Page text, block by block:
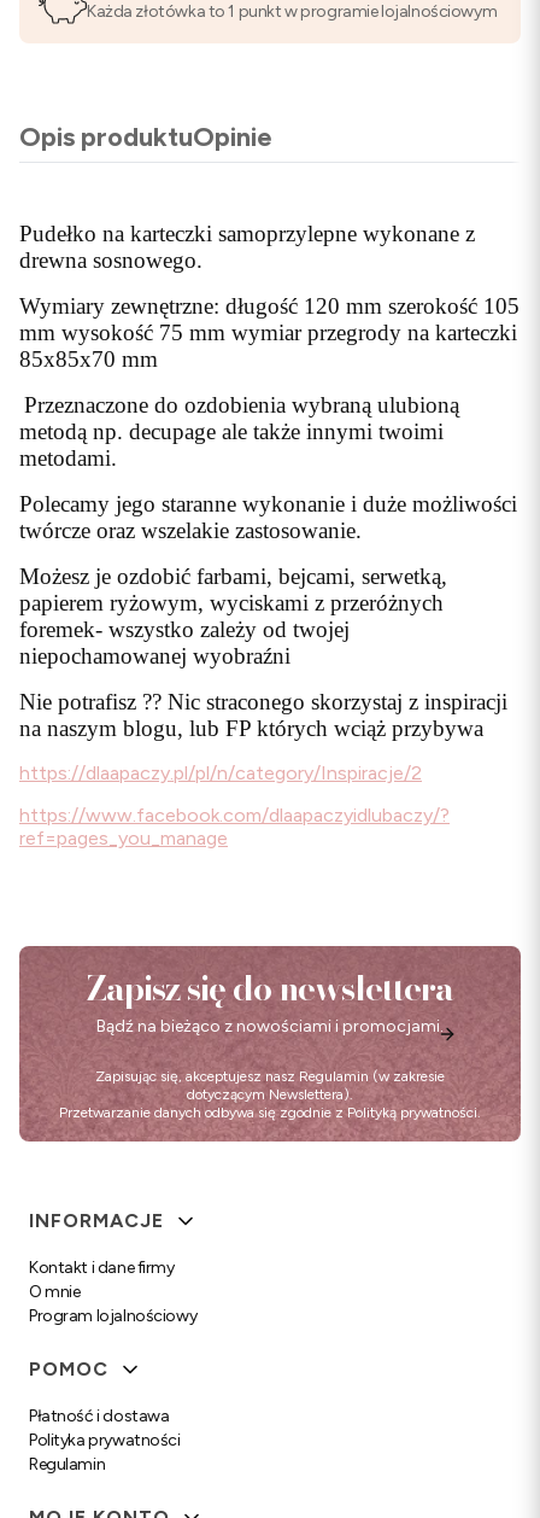
Każda złotówka to 1 punkt w programie lojalnościowym
Opis produktuOpinie
Pudełko na karteczki samoprzylepne wykonane z
drewna sosnowego.
Wymiary zewnętrzne: długość 120 mm szerokość 105
mm wysokość 75 mm wymiar przegrody na karteczki
85x85x70 mm
Przeznaczone do ozdobienia wybraną ulubioną
metodą np. decupage ale także innymi twoimi
metodami.
Polecamy jego staranne wykonanie i duże możliwości
twórcze oraz wszelakie zastosowanie.
Możesz je ozdobić farbami, bejcami, serwetką,
papierem ryżowym, wyciskami z przeróżnych
foremek- wszystko zależy od twojej
niepochamowanej wyobraźni
Nie potrafisz ?? Nic straconego skorzystaj z inspiracji
na naszym blogu, lub FP których wciąż przybywa
https://dlaapaczy.pl/pl/n/category/Inspiracje/2
https://www.facebook.com/dlaapaczyidlubaczy/?
ref=pages_you_manage
Zapisz się do newslettera
Bądź na bieżąco z nowościami i promocjami.
Zapisując się, akceptujesz nasz Regulamin (w zakresie
dotyczącym Newslettera).
Przetwarzanie danych odbywa się zgodnie z Polityką prywatności.
Linki w stopce
INFORMACJE
Kontakt i dane firmy
O mnie
Program lojalnościowy
POMOC
Płatność i dostawa
Polityka prywatności
Regulamin